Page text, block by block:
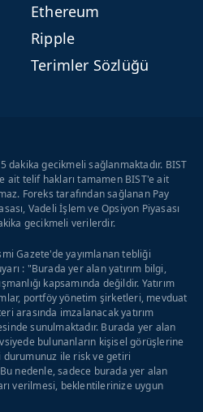
Ethereum
Ripple
Terimler Sözlüğü
dakika gecikmeli sağlanmaktadır. BIST
ait telif hakları tamamen BIST'e ait
Foreks tarafından sağlanan Pay
Vadeli İşlem ve Opsiyon Piyasası
gecikmeli verilerdir.
Gazete'de yayımlanan tebliği
: "Burada yer alan yatırım bilgi,
kapsamında değildir. Yatırım
portföy yönetim şirketleri, mevduat
arasında imzalanacak yatırım
sunulmaktadır. Burada yer alan
bulunanların kişisel görüşlerine
durumunuz ile risk ve getiri
nedenle, sadece burada yer alan
verilmesi, beklentilerinize uygun